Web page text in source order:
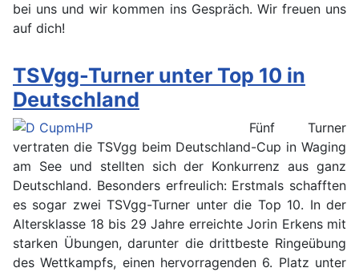
bei uns und wir kommen ins Gespräch. Wir freuen uns
auf dich!
TSVgg-Turner unter Top 10 in
Deutschland
Fünf Turner
vertraten die TSVgg beim Deutschland-Cup in Waging
am See und stellten sich der Konkurrenz aus ganz
Deutschland. Besonders erfreulich: Erstmals schafften
es sogar zwei TSVgg-Turner unter die Top 10. In der
Altersklasse 18 bis 29 Jahre erreichte Jorin Erkens mit
starken Übungen, darunter die drittbeste Ringeübung
des Wettkampfs, einen hervorragenden 6. Platz unter